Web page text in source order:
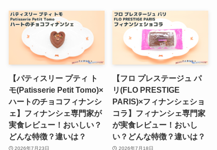
【パティスリー プティ ト
モ(Patisserie Petit Tomo)×
ハートのチョコフィナンシ
ェ】フィナンシェ専門家が
実食レビュー！おいしい？
どんな特徴？違いは？
2026年7月23日
【フロ プレステージュ パ
リ(FLO PRESTIGE
PARIS)×フィナンシェショ
コラ】フィナンシェ専門家
が実食レビュー！おいし
い？どんな特徴？違いは？
2026年7月18日